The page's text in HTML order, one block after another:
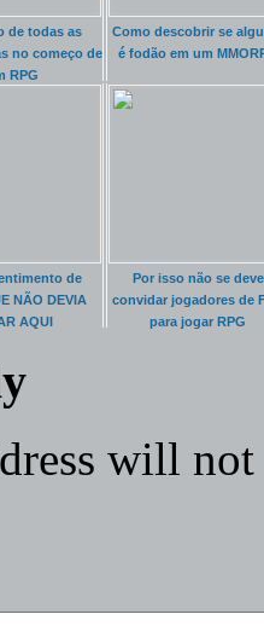
de todas as
no começo de
RPG
Como descobrir se
é fodão em um
de
NÃO DEVIA
AQUI
Por isso não se deve
convidar jogadores de
para jogar RPG
will